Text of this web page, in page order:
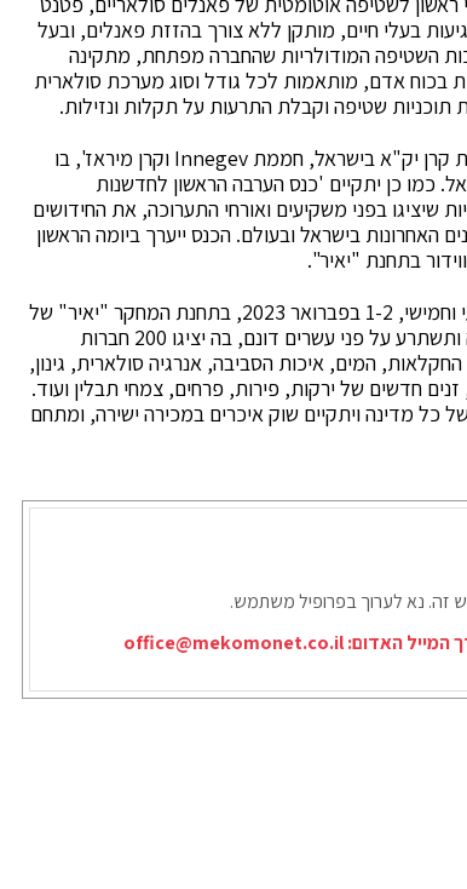
בעלי חיים, מותקן ללא צורך בהזזת פאנלים, ובעל
השטיפה המודולריות שהחברה מפתחת, מתקינה
את תפוקת החשמל בכ-32% וחוסכות בכוח אדם, מותאמות לכל גודל וסוג מערכת סולארית
שטיפה וקבלת התרעות על תקלות ונזילות.
השנה כחלק מאירועי התערוכה הוקם ביתן חדשנות, בחסות קרן יק"א בישראל, חממת Innegev וקרן מיראז', בו
כמו כן יתקיים 'כנס הערבה הראשון לחדשנות
בפני משקיעים ואורחי התערוכה, את החידושים
האחרונות בישראל ובעולם. הכנס ייערך ביומה הראשון
התערוכה החקלאית הגדולה בישראל תתקיים בימים רביעי וחמישי, 1-2 בפברואר 2023, בתחנת המחקר "יאיר" של
מו"פ (מחקר ופיתוח) ערבה תיכונה וצפונית-תמר, בחצבה ותשתרע על פני עשרים דונם, בה יציגו 200 חברות
המים, איכות הסביבה, אנרגיה סולארית, גינון,
שטח (טרקטורונים, אופנועים, ג'יפים) מדגמי 2023, זנים חדשים של ירקות, פירות, פרחים, צמחי תבלין ועוד.
כל מדינה ויתקיים שוק איכרים במכירה ישירה, ומתחם
זה. נא לערוך בפרופיל משתמש.
המייל האדום:office@mekomonet.co.il